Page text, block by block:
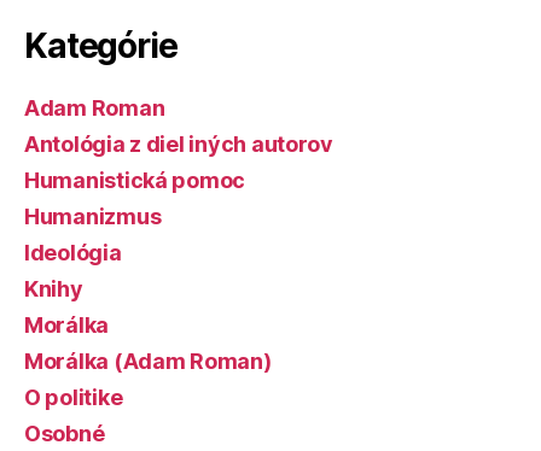
Kategórie
Adam Roman
Antológia z diel iných autorov
Humanistická pomoc
Humanizmus
Ideológia
Knihy
Morálka
Morálka (Adam Roman)
O politike
Osobné